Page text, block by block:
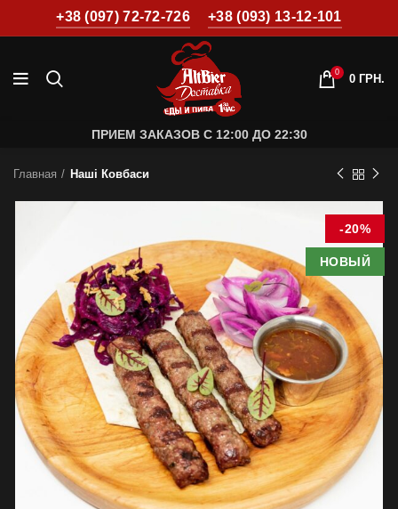
+38 (097) 72-72-726 +38 (093) 13-12-101
0
0 ГРН.
ПРИЕМ ЗАКАЗОВ С 12:00 ДО 22:30
Главная Нашi Ковбаси
-20%
НОВЫЙ